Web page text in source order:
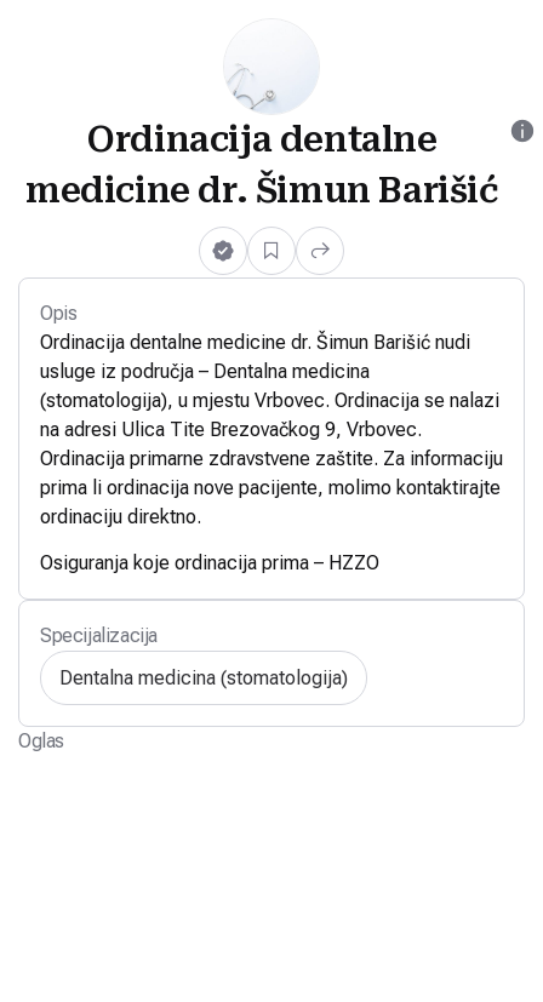
Ordinacija dentalne
medicine dr. Šimun Barišić
Opis
Ordinacija dentalne medicine dr. Šimun Barišić nudi
usluge iz područja – Dentalna medicina
(stomatologija), u mjestu Vrbovec. Ordinacija se nalazi
na adresi Ulica Tite Brezovačkog 9, Vrbovec.
Ordinacija primarne zdravstvene zaštite. Za informaciju
prima li ordinacija nove pacijente, molimo kontaktirajte
ordinaciju direktno.
Osiguranja koje ordinacija prima – HZZO
Specijalizacija
Dentalna medicina (stomatologija)
Oglas